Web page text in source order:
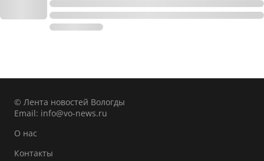
© Лента новостей Вологды
Email: info@vo-news.ru
О нас
Контакты